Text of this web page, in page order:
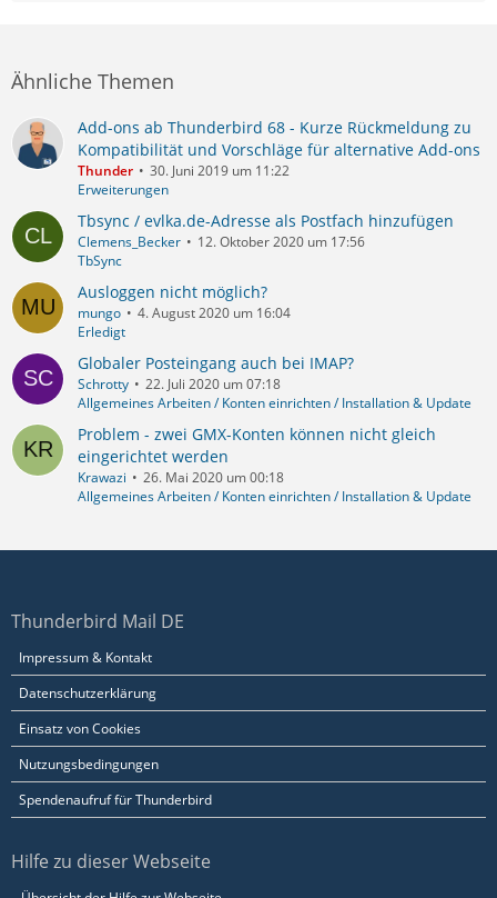
Ähnliche Themen
Add-ons ab Thunderbird 68 - Kurze Rückmeldung zu
Kompatibilität und Vorschläge für alternative Add-ons
Thunder
30. Juni 2019 um 11:22
Erweiterungen
Tbsync / evlka.de-Adresse als Postfach hinzufügen
Clemens_Becker
12. Oktober 2020 um 17:56
TbSync
Ausloggen nicht möglich?
mungo
4. August 2020 um 16:04
Erledigt
Globaler Posteingang auch bei IMAP?
Schrotty
22. Juli 2020 um 07:18
Allgemeines Arbeiten / Konten einrichten / Installation & Update
Problem - zwei GMX-Konten können nicht gleich
eingerichtet werden
Krawazi
26. Mai 2020 um 00:18
Allgemeines Arbeiten / Konten einrichten / Installation & Update
Thunderbird Mail DE
Impressum & Kontakt
Datenschutzerklärung
Einsatz von Cookies
Nutzungsbedingungen
Spendenaufruf für Thunderbird
Hilfe zu dieser Webseite